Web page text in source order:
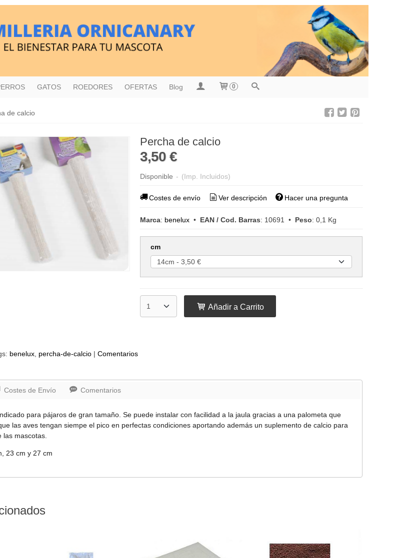
GATOS ROEDORES OFERTAS Blog 0
de calcio
Percha de calcio
3,50 €
Disponible - (Imp. Incluidos)
Costes de envío Ver descripción Hacer una pregunta
Marca: benelux• EAN / Cod. Barras: 10691 • Peso: 0,1 Kg
cm
Añadir a Carrito
benelux percha-de-calcio | Comentarios
Costes de Envío Comentarios
para pájaros de gran tamaño. Se puede instalar con facilidad a la jaula gracias a una palometa que
las aves tengan siempe el pico en perfectas condiciones aportando además un suplemento de calcio para
mascotas.
23 cm y 27 cm